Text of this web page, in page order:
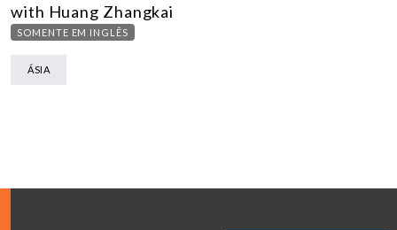
with Huang Zhangkai
SOMENTE EM INGLÊS
ÁSIA